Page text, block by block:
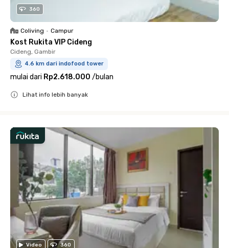
360
Coliving • Campur
Kost Rukita VIP Cideng
Cideng, Gambir
4.6 km dari indofood tower
mulai dari Rp2.618.000 /bulan
Lihat info lebih banyak
Video 360